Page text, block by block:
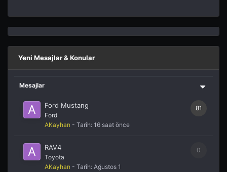
Yeni Mesajlar & Konular
Mesajlar
81
Ford Mustang
Ford
AKayhan - Tarih: 16 saat önce
0
RAV4
Toyota
AKayhan - Tarih: Ağustos 1